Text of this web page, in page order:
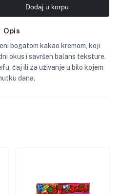
Dodaj u korpu
Opis
bogatom kakao kremom, koji
okus i savršen balans teksture.
čaj ili za uživanje u bilo kojem
dana.